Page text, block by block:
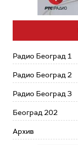
Радио Београд 1
Радио Београд 2
Радио Београд 3
Београд 202
Архив